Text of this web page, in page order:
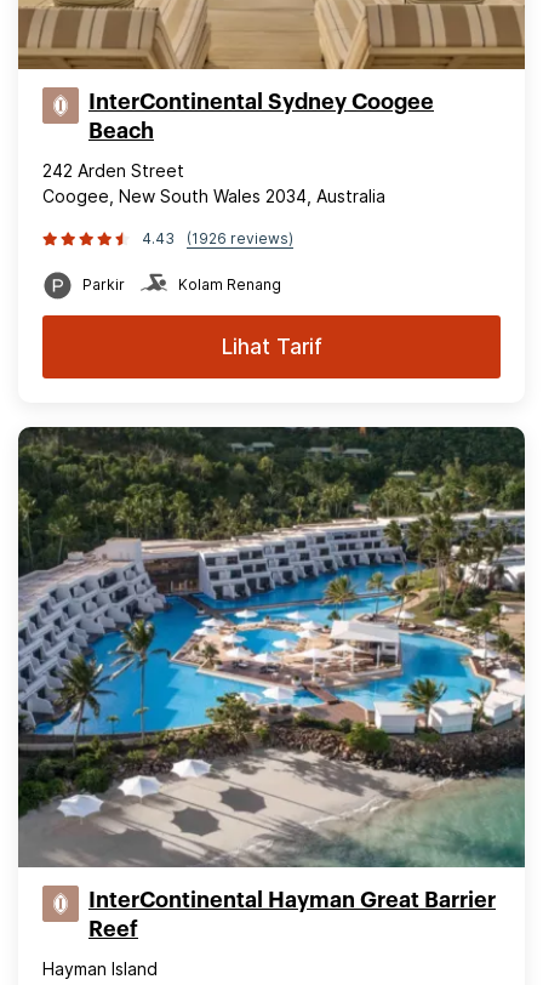
InterContinental Sydney Coogee
Beach
242 Arden Street
Coogee, New South Wales 2034, Australia
4.43 (1926 reviews)
Parkir Kolam Renang
Lihat Tarif
InterContinental Hayman Great Barrier
Reef
Hayman Island